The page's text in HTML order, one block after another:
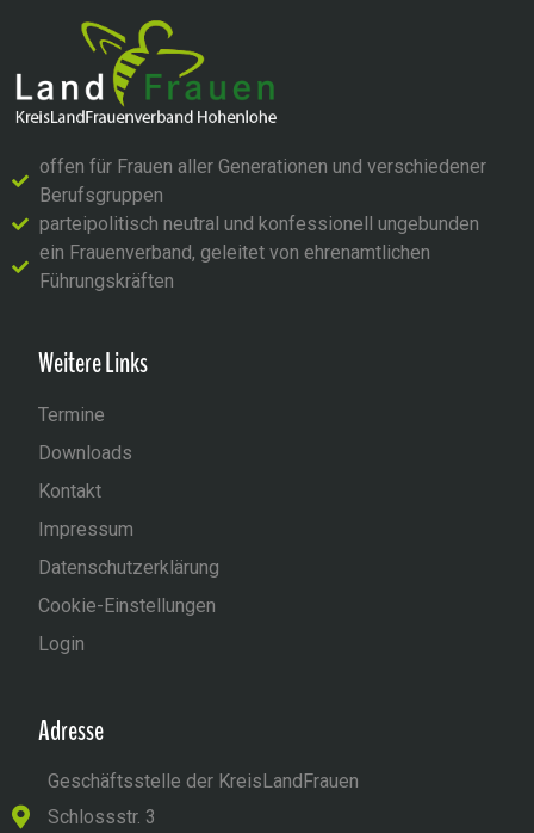
offen für Frauen aller Generationen und verschiedener
Berufsgruppen
parteipolitisch neutral und konfessionell ungebunden
ein Frauenverband, geleitet von ehrenamtlichen
Führungskräften
Weitere Links
Termine
Downloads
Kontakt
Impressum
Datenschutzerklärung
Cookie-Einstellungen
Login
Adresse
Geschäftsstelle der KreisLandFrauen
Schlossstr. 3